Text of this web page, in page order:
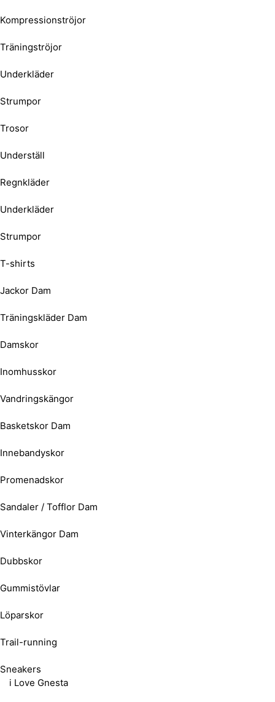
Kompressionströjor
Träningströjor
Underkläder
Strumpor
Trosor
Underställ
Regnkläder
Underkläder
Strumpor
T-shirts
Jackor Dam
Träningskläder Dam
Damskor
Inomhusskor
Vandringskängor
Basketskor Dam
Innebandyskor
Promenadskor
Sandaler / Tofflor Dam
Vinterkängor Dam
Dubbskor
Gummistövlar
Löparskor
Trail-running
Sneakers
i Love Gnesta